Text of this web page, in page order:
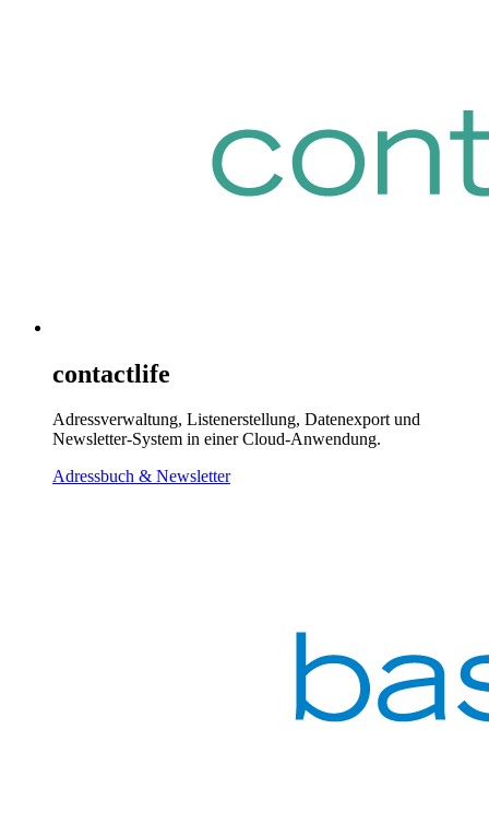
contactlife
Adressverwaltung, Listenerstellung, Datenexport und
Newsletter-System in einer Cloud-Anwendung.
Adressbuch & Newsletter